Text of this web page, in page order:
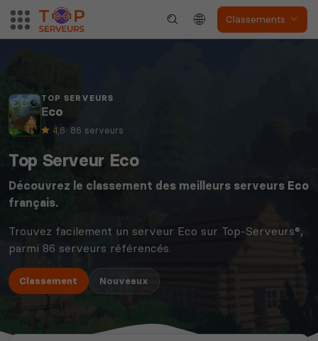
Classements
TOP SERVEURS
Eco
4,6· 86 serveurs
Top Serveur Eco
Découvrez le classement des meilleurs serveurs Eco
français.
Trouvez facilement un serveur Eco sur Top-Serveurs®,
parmi 86 serveurs référencés.
Classement Nouveaux